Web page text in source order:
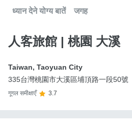
ध्यान देने योग्य बातें जगह
人客旅館 | 桃園 大溪
Taiwan, Taoyuan City
335台灣桃園市大溪區埔頂路一段50號
गूगल समीक्षाएँ 3.7